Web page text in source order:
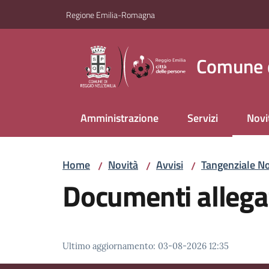
Regione Emilia-Romagna
Amministrazione Servizi
Home / Novità / Avvisi / Tangenziale
Documenti
Ultimo aggiornamento: 03-08-2026 12:35